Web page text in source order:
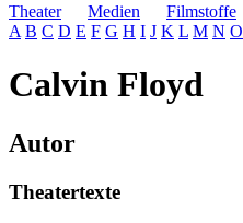
Theater Medien Filmstoffe
A B C D E F G H I J K L M N O
Calvin Floyd
Autor
Theatertexte